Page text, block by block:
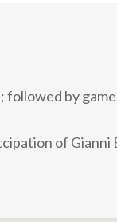
by
of Gianni